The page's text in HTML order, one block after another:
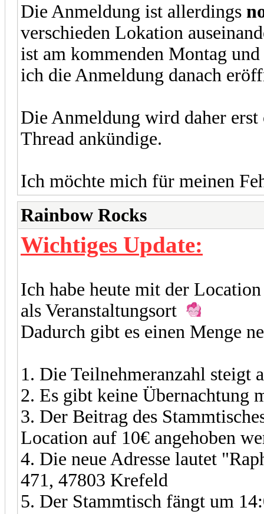
Die Anmeldung ist allerdings
verschieden Lokation
ist am kommenden Montag
ich die Anmeldung danach
Die Anmeldung wird daher
Thread ankündige.
Ich möchte mich für meinen
Rainbow Rocks
Wichtiges Update:
Ich habe heute mit der
als Veranstaltungsort
Dadurch gibt es einen Menge
1. Die Teilnehmeranzahl steigt
2. Es gibt keine Übernachtung
3. Der Beitrag des
Location auf 10€ angehoben
4. Die neue Adresse lautet
471, 47803 Krefeld
5. Der Stammtisch fängt um